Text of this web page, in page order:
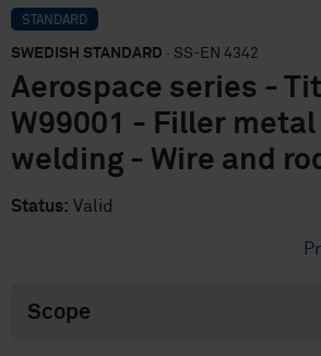
STANDARD
SWEDISH STANDARD · SS-EN 4342
Aerospace series -
W99001 - Filler
welding - Wire and
Status: Valid
Scope